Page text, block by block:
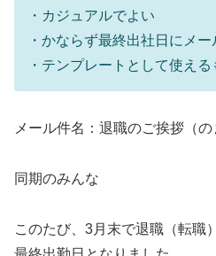
・カジュアルでよい
・かならず最終出社日にメー
・テンプレートとして使え
メール件名：退職のご挨拶（の
同期のみんな
このたび、3月末で退職（転職